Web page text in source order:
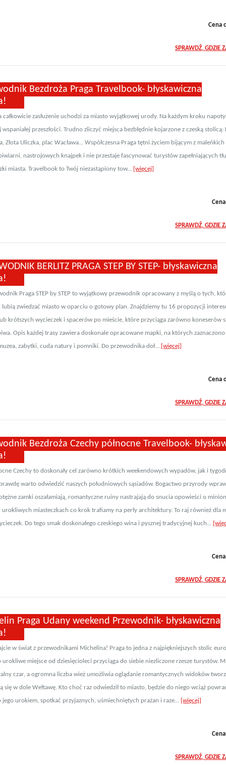
Cena
SPRAWDŹ, GDZIE
Bezdroża Praga Travelbook- błyskawiczna
całkowicie zasłużenie uchodzi za miasto wyjątkowej urody. Na każdym kroku
przeszłości. Trudno zliczyć miejsca bezbłędnie kojarzone z czeską stolicą:
Złota Uliczka, plac Wacława... Współczesna Praga tętni życiem bijącym z
nastrojowych knajpek i nie przestaje fascynować turystów zapełniających
miasta. Travelbook to Twój niezastąpiony tow... [więcej]
SPRAWDŹ, GDZIE
BERLITZ PRAGA STEP BY STEP- błyskawiczna
Praga STEP by STEP to wyjątkowy przewodnik opracowany z myślą o tych,
lubią zwiedzać miasto w oparciu o gotowy plan. Znajdziemy tu 16 propozycji
krótszych wycieczek i spacerów po mieście, które przyciąga zarówno koneserów
Opis każdej trasy zawiera doskonale opracowane mapki, na których zaznaczono
zabytki, cuda natury i pomniki. Do przewodnika doł... [więcej]
Cena
SPRAWDŹ, GDZIE
Bezdroża Czechy północne Travelbook-
Czechy to doskonały cel zarówno krótkich weekendowych wypadów, jak i
warto odwiedzić naszych południowych sąsiadów. Bogactwo przyrody
zamki oszałamiają, romantyczne ruiny nastrajają do snucia opowieści o
urokliwych miasteczkach co krok trafiamy na perły architektury. To raj również dla
Do tego smak doskonałego czeskiego wina i pysznej tradycyjnej kuch...
SPRAWDŹ, GDZIE
Praga Udany weekend Przewodnik- błyskawiczna
w świat z przewodnikami Michelina! Praga to jedna z najpiękniejszych stolic
miejsce od dziesięcioleci przyciąga do siebie niezliczone rzesze turystów.
czar, a ogromna liczba wież umożliwia oglądanie romantycznych widoków
się w dole Wełtawę. Kto choć raz odwiedził to miasto, będzie do niego wciąż
jego urokiem, spotkać przyjaznych, uśmiechniętych prażan i raze... [więcej]
SPRAWDŹ, GDZIE